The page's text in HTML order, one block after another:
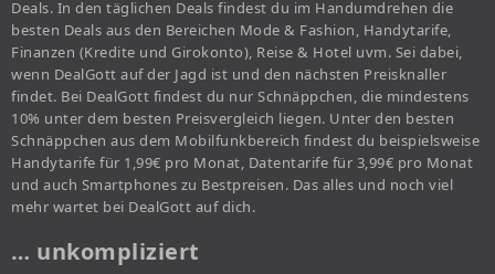
Deals. In den täglichen Deals findest du im Handumdrehen die
besten Deals aus den Bereichen Mode & Fashion, Handytarife,
Finanzen (Kredite und Girokonto), Reise & Hotel uvm. Sei dabei,
wenn DealGott auf der Jagd ist und den nächsten Preisknaller
findet. Bei DealGott findest du nur Schnäppchen, die mindestens
10% unter dem besten Preisvergleich liegen. Unter den besten
Schnäppchen aus dem Mobilfunkbereich findest du beispielsweise
Handytarife für 1,99€ pro Monat, Datentarife für 3,99€ pro Monat
und auch Smartphones zu Bestpreisen. Das alles und noch viel
mehr wartet bei DealGott auf dich.
… unkompliziert